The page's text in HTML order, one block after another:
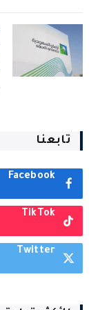
تابعنا
Facebook
TikTok
Twitter